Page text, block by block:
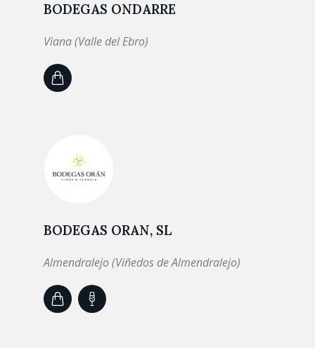
BODEGAS ONDARRE
Viana (Valle del Ebro)
BODEGAS ORAN, SL
Almendralejo (Viñedos de Almendralejo)